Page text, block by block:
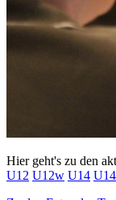
Hier geht's zu den
U12 U12w U14